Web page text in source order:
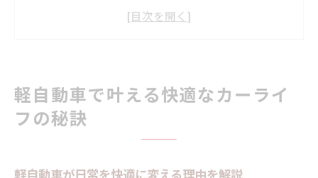
狭山市で軽自動車を選ぶメリットと注意点
軽自動車SUVが通勤に適している理由とは
軽SUV選びで失敗しないチェックポイント
軽自動車で叶える快適なカーライ
フの秘訣
軽自動車が日常を快適に変える理由を解説